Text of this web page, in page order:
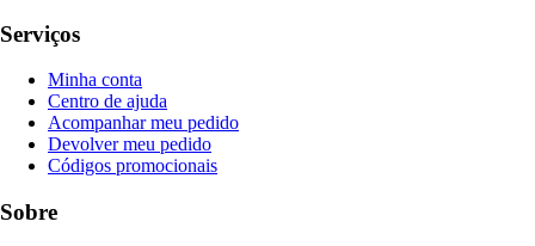
Serviços
Minha conta
Centro de ajuda
Acompanhar meu pedido
Devolver meu pedido
Códigos promocionais
Sobre